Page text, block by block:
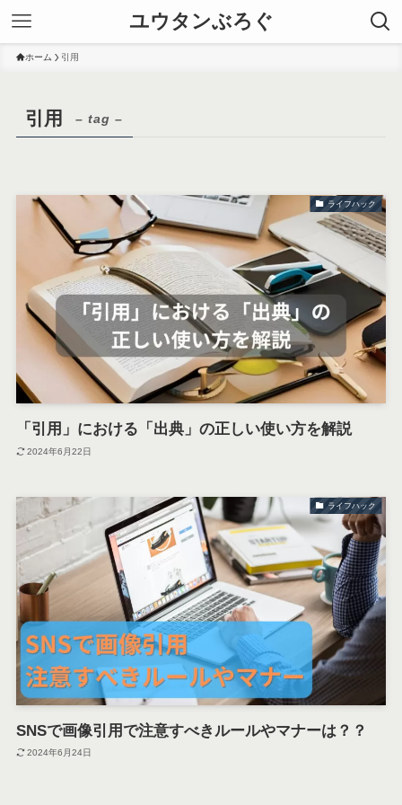
ユウタンぶろぐ
ホーム 引用
引用 – tag –
ライフハック
「引用」における「出典」の正しい使い方を解説
2024年6月22日
ライフハック
SNSで画像引用で注意すべきルールやマナーは？？
2024年6月24日